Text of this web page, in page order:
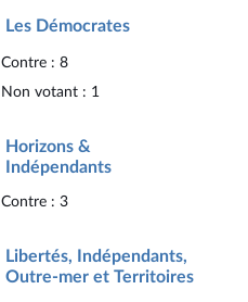
Les Démocrates
Contre : 8
Non votant : 1
Horizons &
Indépendants
Contre : 3
Libertés, Indépendants,
Outre-mer et Territoires